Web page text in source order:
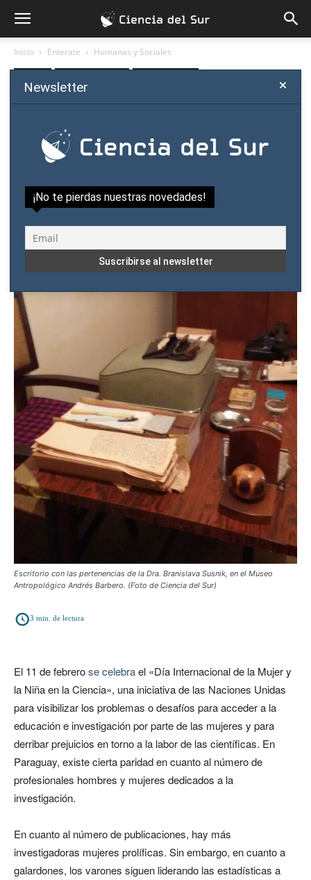
Inicio Enterate Humanas y Sociales
¿Cómo están las científicas
en Paraguay?
Ciencia del Sur febrero 11, 2018
Escritorio con las pertenencias de la Dra. Branislava Susnik, en el Museo
Antropológico Andrés Barbero. (Foto de Ciencia del Sur)
3 min. de lectura
El 11 de febrerose celebrael «Día Internacional de la Mujer y
la Niña en la Ciencia», una iniciativa de las Naciones Unidas
para visibilizar los problemas o desafíos para acceder a la
educación e investigación por parte de las mujeres y para
derribar prejuicios en torno a la labor de las científicas. En
Paraguay, existe cierta paridad en cuanto al número de
profesionales hombres y mujeres dedicados a la
investigación.
En cuanto al número de publicaciones, hay más
investigadoras mujeres prolíficas. Sin embargo, en cuanto a
galardones, los varones siguen liderando las estadísticas a
Newsletter
¡No te pierdas nuestras novedades!